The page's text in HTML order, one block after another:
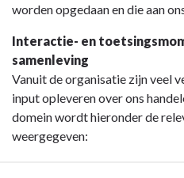
De
centraal
participatie
dienstverlening
worden opgedaan en die aan
Interactie- en
samenleving
Vanuit de organisatie zijn veel
input opleveren over ons
domein wordt hieronder de
weergegeven: